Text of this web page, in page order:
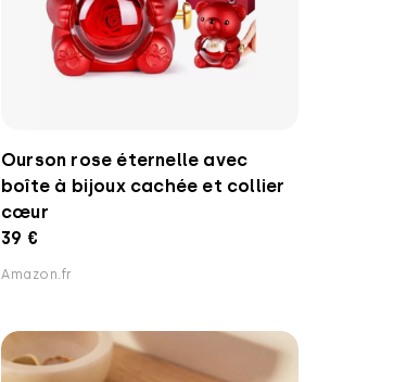
Ourson rose éternelle avec
boîte à bijoux cachée et collier
cœur
39 €
Amazon.fr